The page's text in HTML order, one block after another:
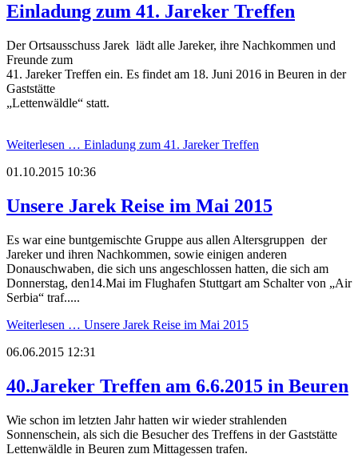
Einladung zum 41. Jareker Treffen
Der Ortsausschuss Jarek lädt alle Jareker, ihre Nachkommen und
Freunde zum
41. Jareker Treffen ein. Es findet am 18. Juni 2016 in Beuren in der
Gaststätte
„Lettenwäldle“ statt.
Weiterlesen … Einladung zum 41. Jareker Treffen
01.10.2015 10:36
Unsere Jarek Reise im Mai 2015
Es war eine buntgemischte Gruppe aus allen Altersgruppen der
Jareker und ihren Nachkommen, sowie einigen anderen
Donauschwaben, die sich uns angeschlossen hatten, die sich am
Donnerstag, den14.Mai im Flughafen Stuttgart am Schalter von „Air
Serbia“ traf.....
Weiterlesen … Unsere Jarek Reise im Mai 2015
06.06.2015 12:31
40.Jareker Treffen am 6.6.2015 in Beuren
Wie schon im letzten Jahr hatten wir wieder strahlenden
Sonnenschein, als sich die Besucher des Treffens in der Gaststätte
Lettenwäldle in Beuren zum Mittagessen trafen.